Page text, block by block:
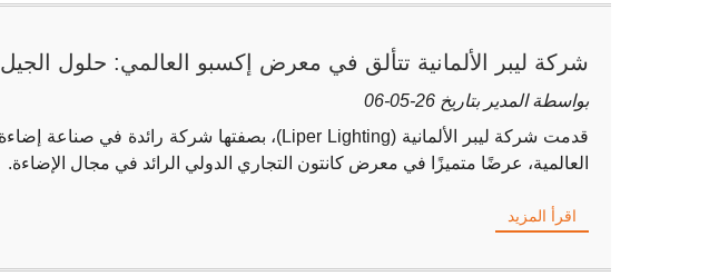
شركة ليبر الألمانية تتألق في معرض إكسبو العالمي: حلول الجيل
الجديد من تقنية LED تخطف الأنظار
بواسطة المدير بتاريخ 26-05-06
العالمية، عرضًا متميزًا في معرض كانتون التجاري الدولي الرائد في مجال الإضاءة.
اقرأ المزيد